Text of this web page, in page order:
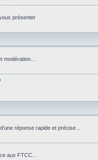
présenter
réponse rapide et précise...
aux FTCC...